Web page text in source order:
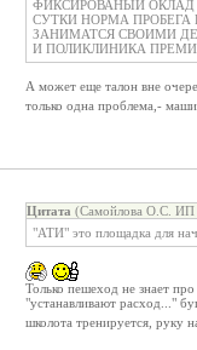
ФИКСИРОВАНЫЙ
СУТКИ НОРМА ПРОБЕГА
ЗАНИМАТСЯ СВОИМИ
И ПОЛИКЛИНИКА
А может еще талон вне
только одна проблема,-
Цитата (Самойлова О.С. ИП
"АТИ" это площадка для
Только пешеход не знает
"устанавливают расход..."
школота тренируется, руку